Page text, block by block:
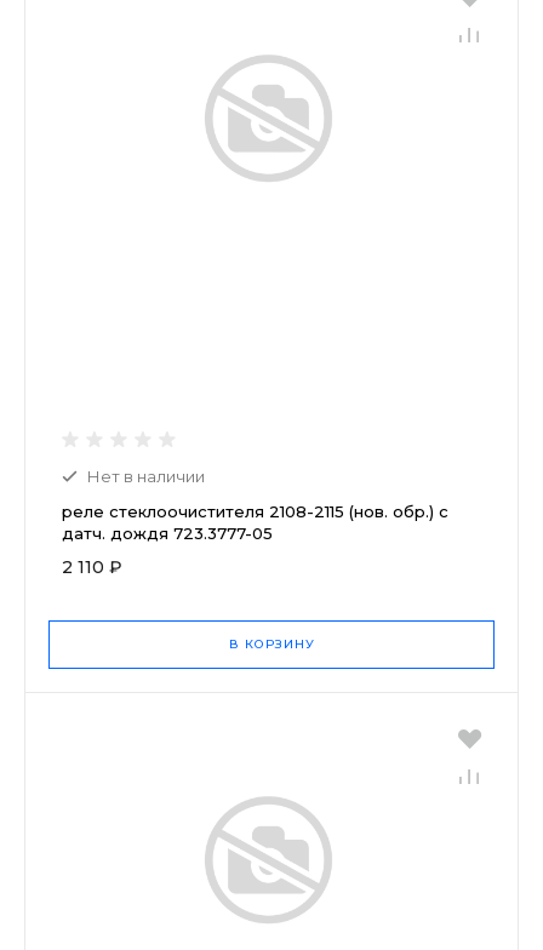
Нет в наличии
реле стеклоочистителя 2108-2115 (нов. обр.) с
датч. дождя 723.3777-05
2 110 ₽
В КОРЗИНУ